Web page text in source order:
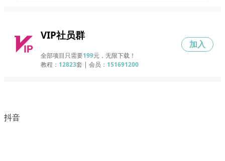
VIP社员群
全部项目只需要199元，无限下载！
教程： 12823套 | 会员： 151691200
加入
抖音